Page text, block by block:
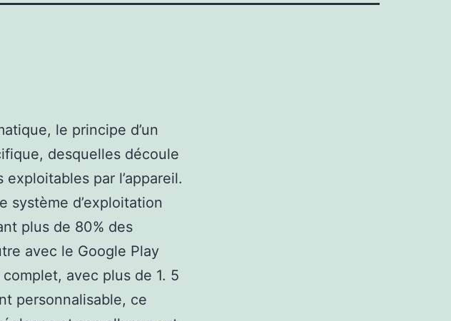
le principe d’un
desquelles découle
par l’appareil.
système d’exploitation
plus de 80% des
avec le Google Play
avec plus de 1. 5
personnalisable, ce